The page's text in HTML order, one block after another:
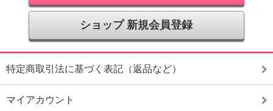
ショップ 新規会員登録
特定商取引法に基づく表記（返品など）
マイアカウント